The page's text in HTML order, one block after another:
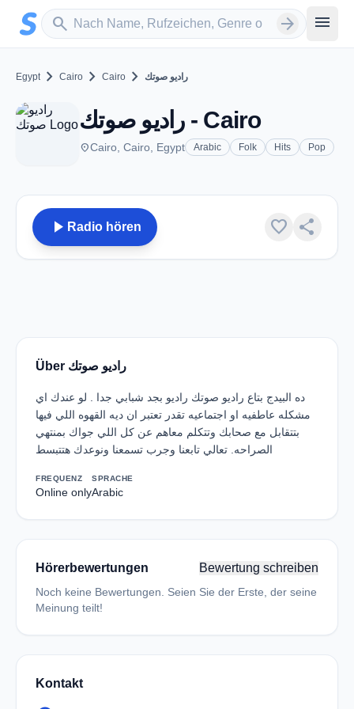
Zum Hauptinhalt springen
search
Sender suchen arrow_forward menu
Egypt chevron_right Cairo chevron_right Cairo chevron_right راديو صوتك
راديو صوتك - Cairo
placeCairo, Cairo, Egypt Arabic Folk Hits Pop
play_arrow Radio hören favorite share
Über راديو صوتك
ده البيدج بتاع راديو صوتك راديو بجد شبابي جدا . لو عندك اي
مشكله عاطفيه او اجتماعيه تقدر تعتبر ان ديه القهوه اللي فيها
بتتقابل مع صحابك وتتكلم معاهم عن كل اللي جواك بمنتهي
الصراحه. تعالي تابعنا وجرب تسمعنا ونوعدك هتتبسط
FREQUENZ
Online only
SPRACHE
Arabic
Hörerbewertungen Bewertung schreiben
Noch keine Bewertungen. Seien Sie der Erste, der seine
Meinung teilt!
Kontakt